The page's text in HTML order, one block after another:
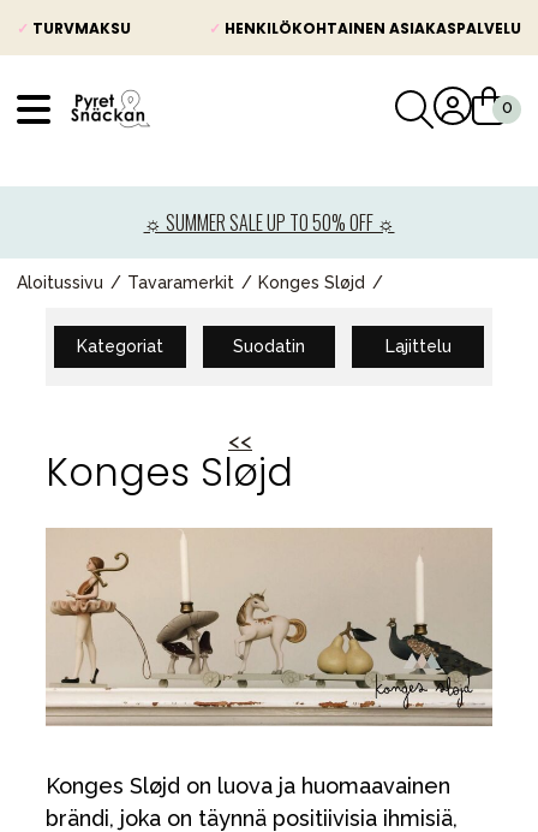
✓ TURVMAKSU ✓ HENKILÖKOHTAINEN ASIAKASPALVELU
☼ SUMMER SALE UP TO 50% OFF ☼
Aloitussivu Tavaramerkit Konges Sløjd
Kategoriat Suodatin Lajittelu
<<
Konges Sløjd
Konges Sløjd on luova ja huomaavainen
brändi, joka on täynnä positiivisia ihmisiä,
Lastenvaunut
Lasten turvaistuimet
Vauvan paketti
Lapsi & vauva
Äiti & Isä
Huonekalut & vuodevaatteet
Varaosat
Kampanjat
Lahjavinkkejä
Suosikit